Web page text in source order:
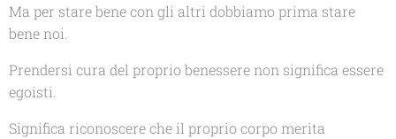
Ma per stare bene con gli altri dobbiamo prima stare
bene noi.
Prendersi cura del proprio benessere non significa essere
egoisti.
Significa riconoscere che il proprio corpo merita